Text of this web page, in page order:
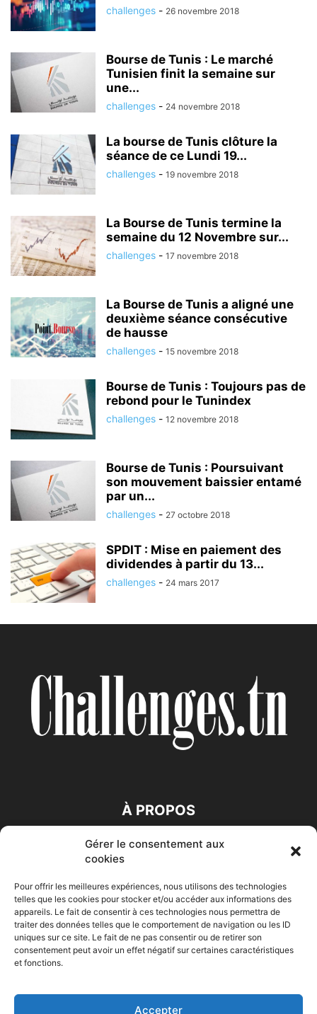
Gérer le consentement aux
cookies
Pour offrir les meilleures expériences, nous utilisons des technologies
telles que les cookies pour stocker et/ou accéder aux informations des
appareils. Le fait de consentir à ces technologies nous permettra de
traiter des données telles que le comportement de navigation ou les ID
uniques sur ce site. Le fait de ne pas consentir ou de retirer son
consentement peut avoir un effet négatif sur certaines caractéristiques
et fonctions.
Accepter
challenges - 26 novembre 2018
Bourse de Tunis : Le marché
Tunisien finit la semaine sur
une...
challenges - 24 novembre 2018
La bourse de Tunis clôture la
séance de ce Lundi 19...
challenges - 19 novembre 2018
La Bourse de Tunis termine la
semaine du 12 Novembre sur...
challenges - 17 novembre 2018
La Bourse de Tunis a aligné une
deuxième séance consécutive
de hausse
challenges - 15 novembre 2018
Bourse de Tunis : Toujours pas de
rebond pour le Tunindex
challenges - 12 novembre 2018
Bourse de Tunis : Poursuivant
son mouvement baissier entamé
par un...
challenges - 27 octobre 2018
SPDIT : Mise en paiement des
dividendes à partir du 13...
challenges - 24 mars 2017
À PROPOS
SUIVEZ NOUS
Accueil Economie Entreprises Entrepreneur Afrique
HIGH-TECH Auto-Moto